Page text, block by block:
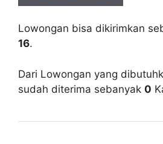
Lowongan bisa dikirimkan
16.
Dari Lowongan yang
sudah diterima sebanyak 0